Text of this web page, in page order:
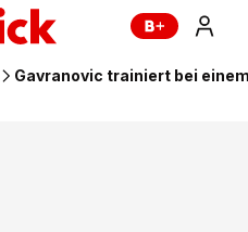
Gavranovic trainiert bei